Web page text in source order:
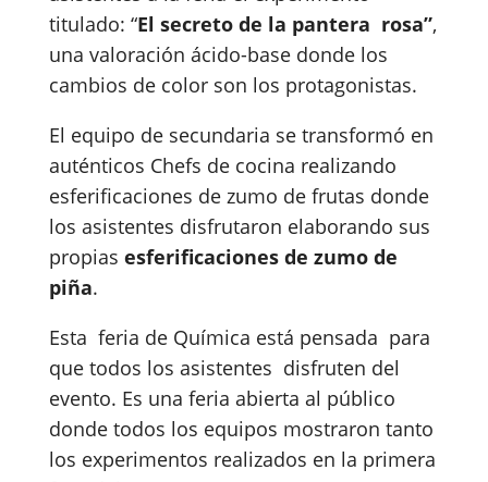
titulado: “El secreto de la pantera rosa”,
una valoración ácido-base donde los
cambios de color son los protagonistas.
El equipo de secundaria se transformó en
auténticos Chefs de cocina realizando
esferificaciones de zumo de frutas donde
los asistentes disfrutaron elaborando sus
propias esferificaciones de zumo de
piña.
Esta feria de Química está pensada para
que todos los asistentes disfruten del
evento. Es una feria abierta al público
donde todos los equipos mostraron tanto
los experimentos realizados en la primera